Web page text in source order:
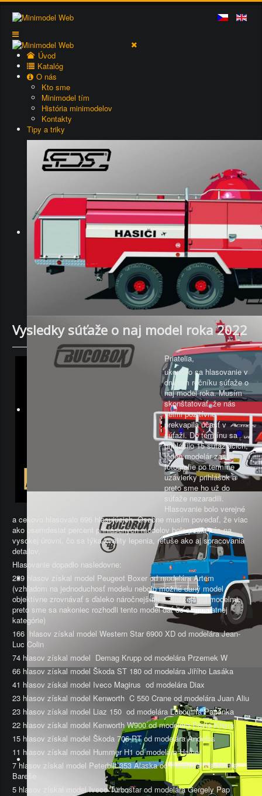
Úvod
Katalóg
O nás
Kto sme
Minimodel tím
História minimodelov
Kontakty
Tipy a triky
Vysledky súťaže o naj model roka 2022
Priatelia,
ukončilo sa hlasovanie v
druhom ročníku súťaže o
naj model roka. Musím
skonštatovať, že nás
veľmi pozitívne
prekvapila účasť v
súťaži. Do termínu sa
prihlásilo 15 súťažiacich,
jeden modelár zaslal
fotografie po termíne
uzávierky prihlášok a
preto sme ho už do
súťaže nezaradili.
Hlasovanie bolo verejné
a cekovo hlasovalo 696 hlasujúcich. Osobne musím povedať, že viac
ako osemdesiat percent prihlásených modelov bolo podľa nás na
vysokej úrovni, čo sa týka kvality lepenia, retuše ako aj spracovania
detailov.
Hlasovanie dopadlo nasledovne:
239 hlasov získal model Peugeot Boxer od modelára Artem
(vzhľadom na jednoduchosť modelu nebolo možné daný model
objektívne zrovnávať s ďaleko náročnejšími a zložitejšími modelmi,
preto sme sa nakoniec rozhodli tento model dať do samostatnej
kategórie)
166 hlasov získal model Western Star 6900 XD od modelára Jean-
Luc Colin
74 hlasov získal model Demag Krupp od modelára Przemek W
66 hlasov získal model Škoda ST 180 od modelára Jiřího Lasáka
41 hlasov získal model Iveco Magirus od modelára Diax
23 hlasov získal model Kenworth C 550 Crane od modelára Juan Aliu
23 hlasov získal model Liaz 150 od modelára Ľubomíra Papánka
22 hlasov získal model Kenworth W900 od modelára Pavla Křena
15 hlasov získal model Škoda 706 RT od modelára Andelos
11 hlasov získal model Hummer H1 od modelára Hainer
7 hlasov získal model Peterbilt 353 Alaska od modelára Vladiimíra
Bareše
5 hlasov získal model Iveco Turbostar od modelára Gergely Pap